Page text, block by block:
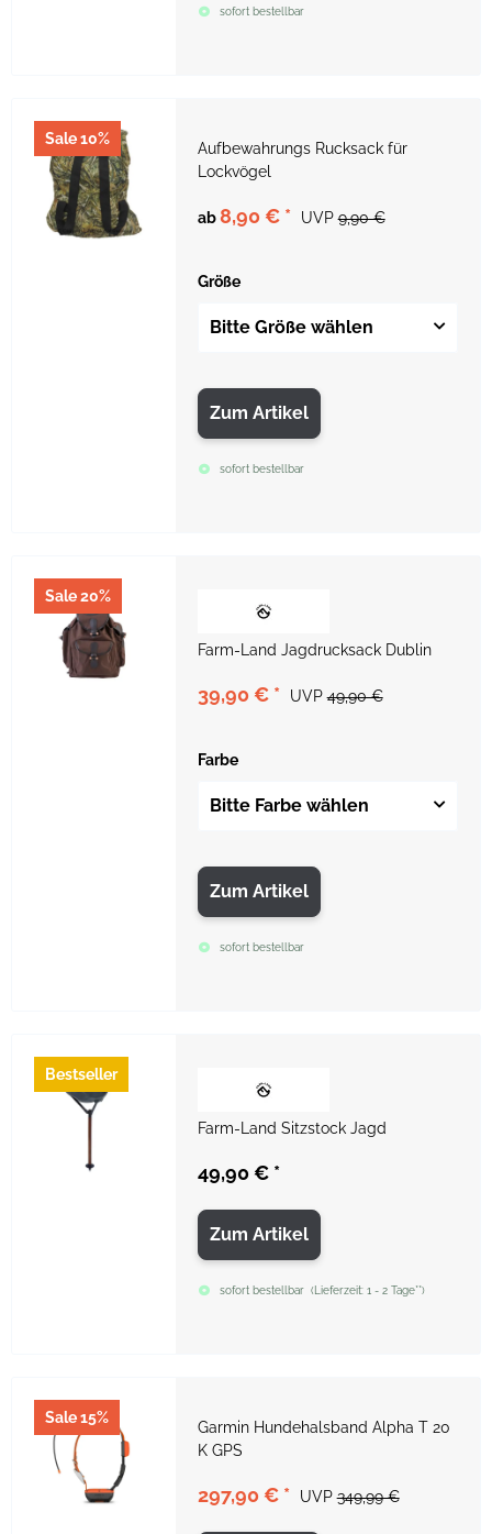
sofort bestellbar
Sale 10%
Aufbewahrungs Rucksack für
Lockvögel
ab8,90 € * UVP 9,90 €
Größe
Bitte Größe wählen
Zum Artikel
sofort bestellbar
Sale 20%
Farm-Land Jagdrucksack Dublin
39,90 € * UVP 49,90 €
Farbe
Bitte Farbe wählen
Zum Artikel
sofort bestellbar
Bestseller
Farm-Land Sitzstock Jagd
49,90 € *
Zum Artikel
sofort bestellbar ( Lieferzeit:1 - 2 Tage**)
Sale 15%
Garmin Hundehalsband Alpha T 20
K GPS
297,90 € * UVP 349,99 €